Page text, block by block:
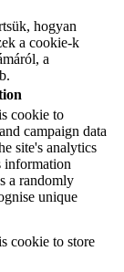
hogyan
a cookie-k
a
cookie to
campaign data
site's analytics
information
a randomly
unique
cookie to store